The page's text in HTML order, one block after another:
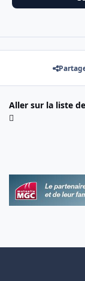
Aller sur la liste